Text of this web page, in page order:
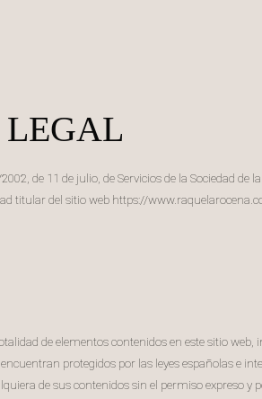
de 11 de julio, de Servicios de la Sociedad de
titular del sitio web https://
de elementos contenidos en este sitio
protegidos por las leyes españolas e
de sus contenidos sin el permiso expreso y